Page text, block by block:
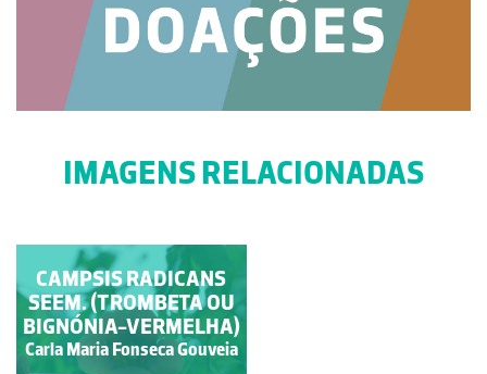
IMAGENS RELACIONADAS
CAMPSIS RADICANS
(TROMBETA
CREEPER)
Carla Maria Fonseca
Gouveia
CAMPSIS RADICANS
SEEM. (TROMBETA OU
BIGNÓNIA-VERMELHA)
Carla Maria Fonseca Gouveia